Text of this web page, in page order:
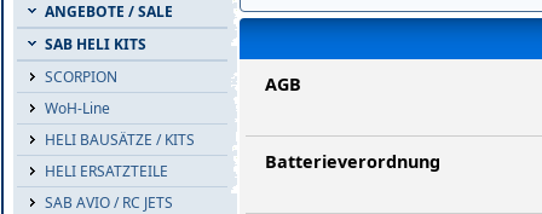
ANGEBOTE / SALE
SAB HELI KITS
SCORPION
WoH-Line
HELI BAUSÄTZE / KITS
HELI ERSATZTEILE
SAB AVIO / RC JETS
AGB
Batterieverordnung